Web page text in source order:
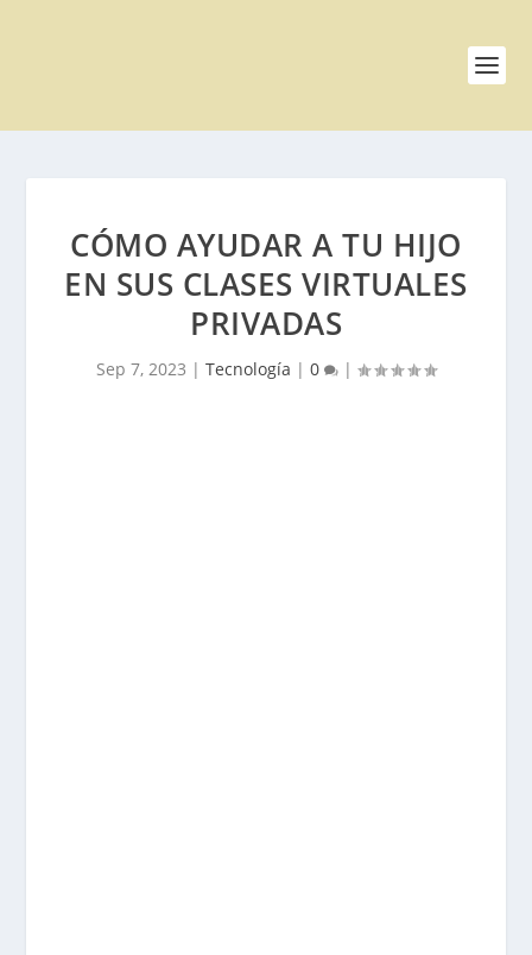
CÓMO AYUDAR A TU HIJO
EN SUS CLASES VIRTUALES
PRIVADAS
Sep 7, 2023 | Tecnología | 0 |